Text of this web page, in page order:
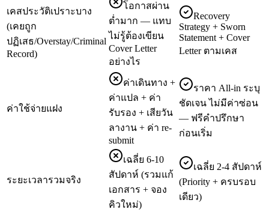
เคสประวัติเปราะบาง
(เคยถูก
ปฏิเสธ/Overstay/Criminal
Record)
โอกาสผ่าน
ต่ำมาก — แทบ
ไม่รู้ต้องเขียน
Cover Letter
อย่างไร
Recovery
Strategy + Sworn
Statement + Cover
Letter ตามเคส
ค่าใช้จ่ายแฝง
ค่าเดินทาง +
ค่าแปล + ค่า
รับรอง + เสียวัน
ลางาน + ค่า re-
submit
ราคา All-in ระบุ
ชัดเจน ไม่มีค่าซ่อน
— ฟรีคำปรึกษา
ก่อนเริ่ม
ระยะเวลารวมจริง
เฉลี่ย 6-10
สัปดาห์ (รวมแก้
เอกสาร + จอง
คิวใหม่)
เฉลี่ย 2-4 สัปดาห์
(Priority + ครบรอบ
เดียว)